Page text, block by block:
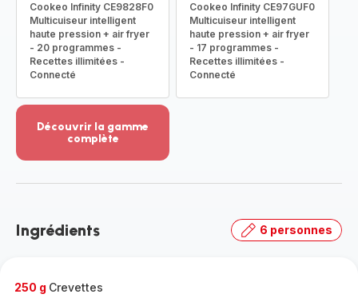
Cookeo Infinity CE9828F0
Multicuiseur intelligent
haute pression + air fryer
- 20 programmes -
Recettes illimitées -
Connecté
Cookeo Infinity CE97GUF0
Multicuiseur intelligent
haute pression + air fryer
- 17 programmes -
Recettes illimitées -
Connecté
Découvrir la gamme
complète
-
gamme
Ingrédients 6 personnes
250 g Crevettes